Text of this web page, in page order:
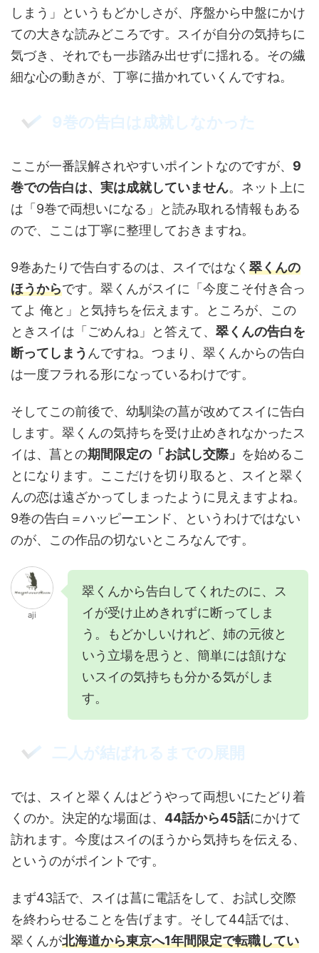
しまう」というもどかしさが、序盤から中盤にかけ
ての大きな読みどころです。スイが自分の気持ちに
気づき、それでも一歩踏み出せずに揺れる。その繊
細な心の動きが、丁寧に描かれていくんですね。
9巻の告白は成就しなかった
ここが一番誤解されやすいポイントなのですが、 9
巻での告白は、実は成就していません。ネット上に
は「9巻で両想いになる」と読み取れる情報もある
ので、ここは丁寧に整理しておきますね。
9巻あたりで告白するのは、スイではなく 翠くんの
ほうからです。翠くんがスイに「今度こそ付き合っ
てよ 俺と」と気持ちを伝えます。ところが、この
ときスイは「ごめんね」と答えて、 翠くんの告白を
断ってしまう んですね。つまり、翠くんからの告白
は一度フラれる形になっているわけです。
そしてこの前後で、幼馴染の菖が改めてスイに告白
します。翠くんの気持ちを受け止めきれなかったス
イは、菖との期間限定の「お試し交際」 を始めるこ
とになります。ここだけを切り取ると、スイと翠く
んの恋は遠ざかってしまったように見えますよね。
9巻の告白＝ハッピーエンド、というわけではない
のが、この作品の切ないところなんです。
aji
翠くんから告白してくれたのに、ス
イが受け止めきれずに断ってしま
う。もどかしいけれど、姉の元彼と
いう立場を思うと、簡単には頷けな
いスイの気持ちも分かる気がしま
す。
二人が結ばれるまでの展開
では、スイと翠くんはどうやって両想いにたどり着
くのか。決定的な場面は、 44話から45話にかけて
訪れます。今度はスイのほうから気持ちを伝える、
というのがポイントです。
まず43話で、スイは菖に電話をして、お試し交際
を終わらせることを告げます。そして44話では、
翠くんが北海道から東京へ1年間限定で転職してい